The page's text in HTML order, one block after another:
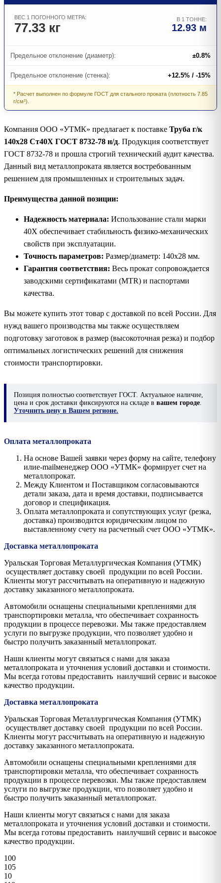
ВЕС 1 ПОГОННОГО МЕТРА:
77.33 кг
В 1 ТОННЕ:
12.93 м
Предельное отклонение (диаметр): ±0.8%
Предельное отклонение (стенка): +12.5% / -15%
* Расчет выполнен по формуле ГОСТ для стального проката (плотность 7.85
г/см³).
Компания ООО «УТМК» предлагает к поставке Труба г/к
140х28 Ст40Х ГОСТ 8732-78 н/д. Продукция соответствует
ГОСТ 8732-78 и прошла строгий технический аудит качества.
Данный вид металлопроката является востребованным
решением для промышленных и строительных задач.
Преимущества данной позиции:
Надежность материала: Использование стали марки
40Х обеспечивает стабильность физико-механических
свойств при эксплуатации.
Точность параметров: Размер/диаметр: 140х28 мм.
Гарантия соответствия: Весь прокат сопровождается
заводскими сертификатами (MTR) и паспортами
качества.
Вы можете купить этот товар с доставкой по всей России. Для
нужд вашего производства мы также осуществляем
подготовку заготовок в размер (высокоточная резка) и подбор
оптимальных логистических решений для снижения
стоимости транспортировки.
Позиция полностью соответствует ГОСТ. Актуальное наличие,
цена и срок доставки фиксируются на складе в вашем городе
Уточнить цену в Вашем регионе.
Оплата металлопроката
На основе Вашей заявки через форму на сайте, телефону
илиe-mailменеджер ООО «УТМК» формирует счет на
металлопрокат.
Между Клиентом и Поставщиком согласовываются
детали заказа, дата и время доставки, подписывается
договор и спецификация.
Оплата металлопроката и сопутствующих услуг (резка,
доставка) производится юридическим лицом по
выставленному счету на расчетный счет ООО «УТМК».
Доставка металлопроката
Уральская Торговая Металлургическая Компания (УТМК)
осуществляет доставку своей продукции по всей России.
Клиенты могут рассчитывать на оперативную и надежную
доставку заказанного металлопроката.
Автомобили оснащены специальными креплениями для
транспортировки металла, что обеспечивает сохранность
продукции в процессе перевозки. Мы также предоставляем
услуги по выгрузке продукции, что позволяет удобно и
быстро получить заказанный металлопрокат.
Наши клиенты могут связаться с нами для заказа
металлопроката и уточнения условий доставки и стоимости.
Мы всегда готовы предоставить наилучший сервис и высокое
качество продукции.
Доставка металлопроката
Уральская Торговая Металлургическая Компания (УТМК)
осуществляет доставку своей продукции по всей России.
Клиенты могут рассчитывать на оперативную и надежную
доставку заказанного металлопроката.
Автомобили оснащены специальными креплениями для
транспортировки металла, что обеспечивает сохранность
продукции в процессе перевозки. Мы также предоставляем
услуги по выгрузке продукции, что позволяет удобно и
быстро получить заказанный металлопрокат.
Наши клиенты могут связаться с нами для заказа
металлопроката и уточнения условий доставки и стоимости.
Мы всегда готовы предоставить наилучший сервис и высокое
качество продукции.
100
105
10